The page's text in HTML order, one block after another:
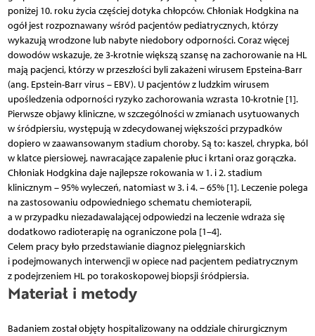
poniżej 10. roku życia częściej dotyka chłopców. Chłoniak Hodgkina na
ogół jest rozpoznawany wśród pacjentów pediatrycznych, którzy
wykazują wrodzone lub nabyte niedobory odporności. Coraz więcej
dowodów wskazuje, że 3-krotnie większą szansę na zachorowanie na HL
mają pacjenci, którzy w przeszłości byli zakażeni wirusem Epsteina-Barr
(ang. Epstein-Barr virus – EBV). U pacjentów z ludzkim wirusem
upośledzenia odporności ryzyko zachorowania wzrasta 10-krotnie [1].
Pierwsze objawy kliniczne, w szczególności w zmianach usytuowanych
w śródpiersiu, występują w zdecydowanej większości przypadków
dopiero w zaawansowanym stadium choroby. Są to: kaszel, chrypka, ból
w klatce piersiowej, nawracające zapalenie płuc i krtani oraz gorączka.
Chłoniak Hodgkina daje najlepsze rokowania w 1. i 2. stadium
klinicznym – 95% wyleczeń, natomiast w 3. i 4. – 65% [1]. Leczenie polega
na zastosowaniu odpowiedniego schematu chemioterapii,
a w przypadku niezadawalającej odpowiedzi na leczenie wdraża się
dodatkowo radioterapię na ograniczone pola [1–4].
Celem pracy było przedstawianie diagnoz pielęgniarskich
i podejmowanych interwencji w opiece nad pacjentem pediatrycznym
z podejrzeniem HL po torakoskopowej biopsji śródpiersia.
Materiał i metody
Badaniem został objęty hospitalizowany na oddziale chirurgicznym